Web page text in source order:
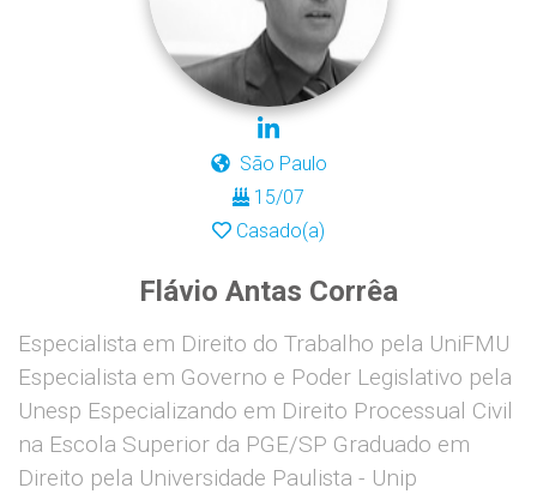
São Paulo
15/07
Casado(a)
Flávio Antas Corrêa
Especialista em Direito do Trabalho pela UniFMU
Especialista em Governo e Poder Legislativo pela
Unesp Especializando em Direito Processual Civil
na Escola Superior da PGE/SP Graduado em
Direito pela Universidade Paulista - Unip